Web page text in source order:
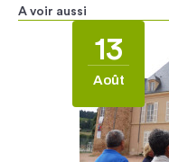
A voir aussi
13
Août